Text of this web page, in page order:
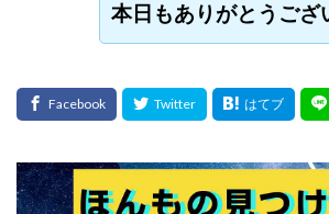
本日もありがとうござ